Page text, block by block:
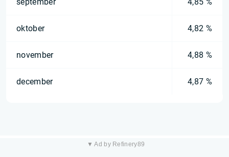
oktober 4,82 %
november 4,88 %
december 4,87 %
▼ Ad by Refinery89